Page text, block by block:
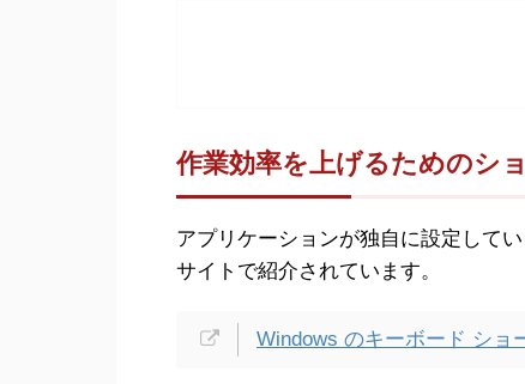
作業効率を上げるためのシ
アプリケーションが独自に設定して
サイトで紹介されています。
Windows のキーボード ショ